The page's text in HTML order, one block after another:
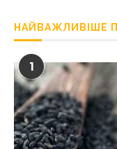
НАЙВАЖЛИВІШЕ
1